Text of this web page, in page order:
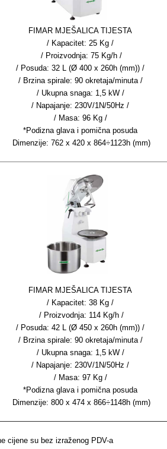
FIMAR MJEŠALICA TIJESTA
/ Kapacitet: 25 Kg /
/ Proizvodnja: 75 Kg/h /
/ Posuda: 32 L (Ø 400 x 260h (mm)) /
/ Brzina spirale: 90 okretaja/minuta /
/ Ukupna snaga: 1,5 kW /
/ Napajanje: 230V/1N/50Hz /
/ Masa: 96 Kg /
*Podizna glava i pomična posuda
Dimenzije: 762 x 420 x 864÷1123h (mm)
FIMAR MJEŠALICA TIJESTA
/ Kapacitet: 38 Kg /
/ Proizvodnja: 114 Kg/h /
/ Posuda: 42 L (Ø 450 x 260h (mm)) /
/ Brzina spirale: 90 okretaja/minuta /
/ Ukupna snaga: 1,5 kW /
/ Napajanje: 230V/1N/50Hz /
/ Masa: 97 Kg /
*Podizna glava i pomična posuda
Dimenzije: 800 x 474 x 866÷1148h (mm)
cijene su bez izraženog PDV-a